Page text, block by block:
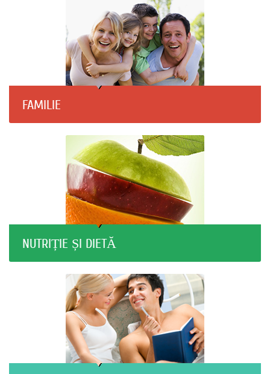
FAMILIE
NUTRIȚIE ȘI DIETĂ